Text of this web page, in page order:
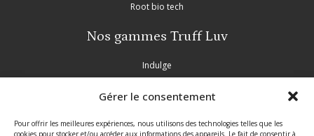
Gérer le consentement
Pour offrir les meilleures expériences, nous utilisons des technologies telles que les
cookies pour stocker et/ou accéder aux informations des appareils. Le fait de consentir à
Root bio tech
Nos gammes Truff Luv
Indulge